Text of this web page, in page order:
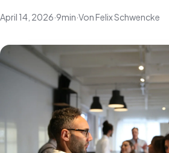
April 14, 2026·9min·Von Felix Schwencke